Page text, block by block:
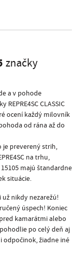
značky
a v pohode
CLASSIC
ocení každý milovník
od rána až do
je preverený strih,
na trhu,
majú štandardne
situácie.
už nikdy nezarežú!
úspech! Koniec
kamarátmi alebo
po celý deň aj
odpočinok, žiadne iné